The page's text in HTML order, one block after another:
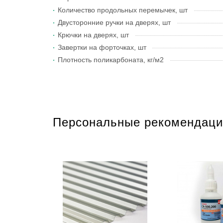
Количество продольных перемычек, шт
Двусторонние ручки на дверях, шт
Крючки на дверях, шт
Завертки на форточках, шт
Плотность поликарбоната, кг/м2
Персональные